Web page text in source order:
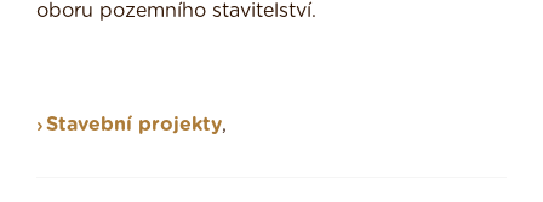
oboru pozemního stavitelství.
Stavební projekty,